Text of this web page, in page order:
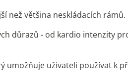
než většina neskládacích rámů.
důrazů - od kardio intenzity
umožňuje uživateli používat k